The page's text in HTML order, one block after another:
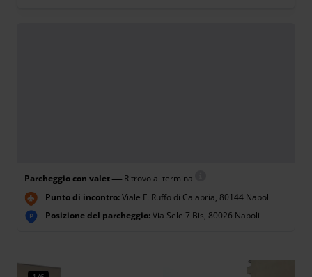
Parcheggio con valet— Ritrovo al terminal
Punto di incontro:Viale F. Ruffo di Calabria, 80144 Napoli
P Posizione del parcheggio:Via Sele 7 Bis, 80026 Napoli